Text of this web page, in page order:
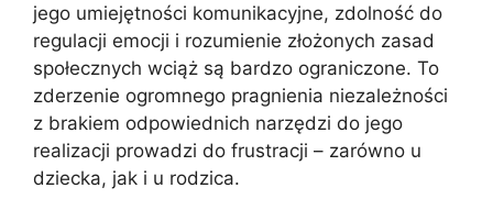
jego umiejętności komunikacyjne, zdolność do
regulacji emocji i rozumienie złożonych zasad
społecznych wciąż są bardzo ograniczone. To
zderzenie ogromnego pragnienia niezależności
z brakiem odpowiednich narzędzi do jego
realizacji prowadzi do frustracji – zarówno u
dziecka, jak i u rodzica.